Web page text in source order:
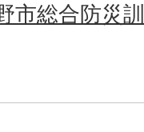
市総合防災